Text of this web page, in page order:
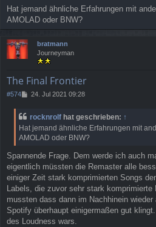
Hat jemand ähnliche Erfahrungen mit
AMOLAD oder BNW?
bratmann
Journeyman
The Final Frontier
#574
B
r
a
24. Jul 2021 09:28
rocknrolf hat geschrieben: ↑
Hat jemand ähnliche Erfahrungen mit
AMOLAD oder BNW?
Spannende Frage. Dem werde ich auch
eigentlich müssten die Remaster alle
einiger Zeit stark komprimierten Songs
Labels, die zuvor sehr stark komprimierte
mussten dass dann im Nachhinein
Spotify überhaupt einigermaßen gut
des Loudness wars.